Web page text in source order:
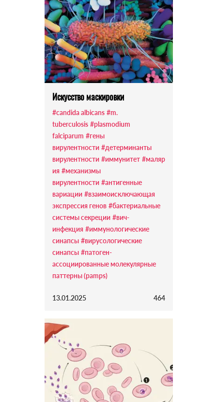
Искусство маскировки
#candida albicans #m.
tuberculosis #plasmodium
falciparum #гены
вирулентности #детерминанты
вирулентности #иммунитет #маляр
ия #механизмы
вирулентности #антигенные
вариации #взаимоисключающая
экспрессия генов #бактериальные
системы секреции #вич-
инфекция #иммунологические
синапсы #вирусологические
синапсы #патоген-
ассоциированные молекулярные
паттерны (pamps)
13.01.2025 464